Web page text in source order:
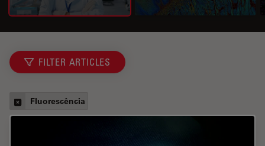
FILTER ARTICLES
Fluorescência